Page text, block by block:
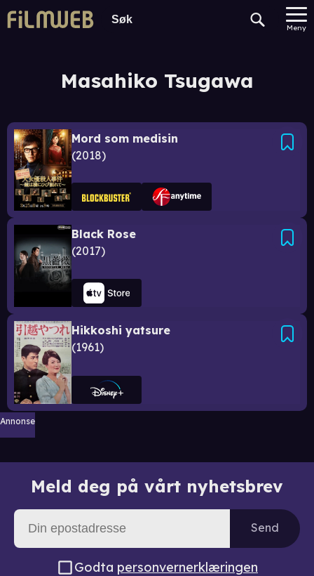
Meny
Masahiko Tsugawa
Mord som medisin
2018
Black Rose
2017
Hikkoshi yatsure
1961
Annonse
Meld deg på vårt nyhetsbrev
Send
Godta personvernerklæringen